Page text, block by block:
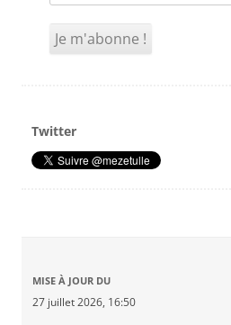
Twitter
MISE À JOUR DU
27 juillet 2026, 16:50